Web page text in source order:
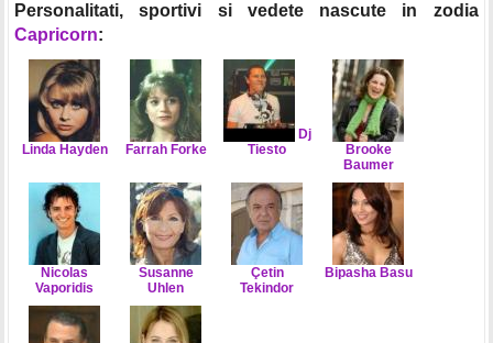
Personalitati, sportivi si vedete nascute in zodia
Capricorn:
Linda Hayden Farrah Forke
Dj
Tiesto
Brooke
Baumer
Nicolas
Vaporidis
Susanne
Uhlen
Çetin
Tekindor
Bipasha Basu